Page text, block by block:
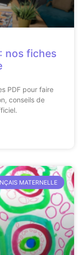
nos fiches
PDF pour faire
conseils de
MATERNELLE